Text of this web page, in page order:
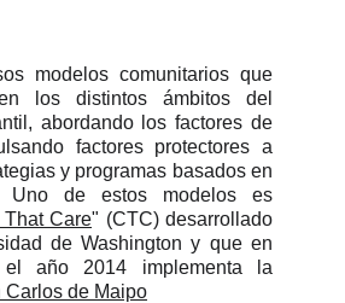
modelos comunitarios que
los distintos ámbitos del
abordando los factores de
factores protectores a
y programas basados en
Uno de estos modelos es
Care" (CTC) desarrollado
de Washington y que en
año 2014 implementa la
Carlos de Maipo